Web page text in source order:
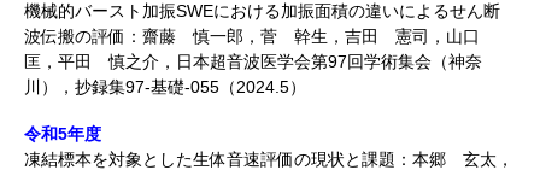
機械的バースト加振SWEにおける加振面積の違いによるせん断
波伝搬の評価：齋藤 慎一郎，菅 幹生，吉田 憲司，山口
匡，平田 慎之介，日本超音波医学会第97回学術集会（神奈
川），抄録集97-基礎-055（2024.5）
令和5年度
凍結標本を対象とした生体音速評価の現状と課題：本郷 玄太，